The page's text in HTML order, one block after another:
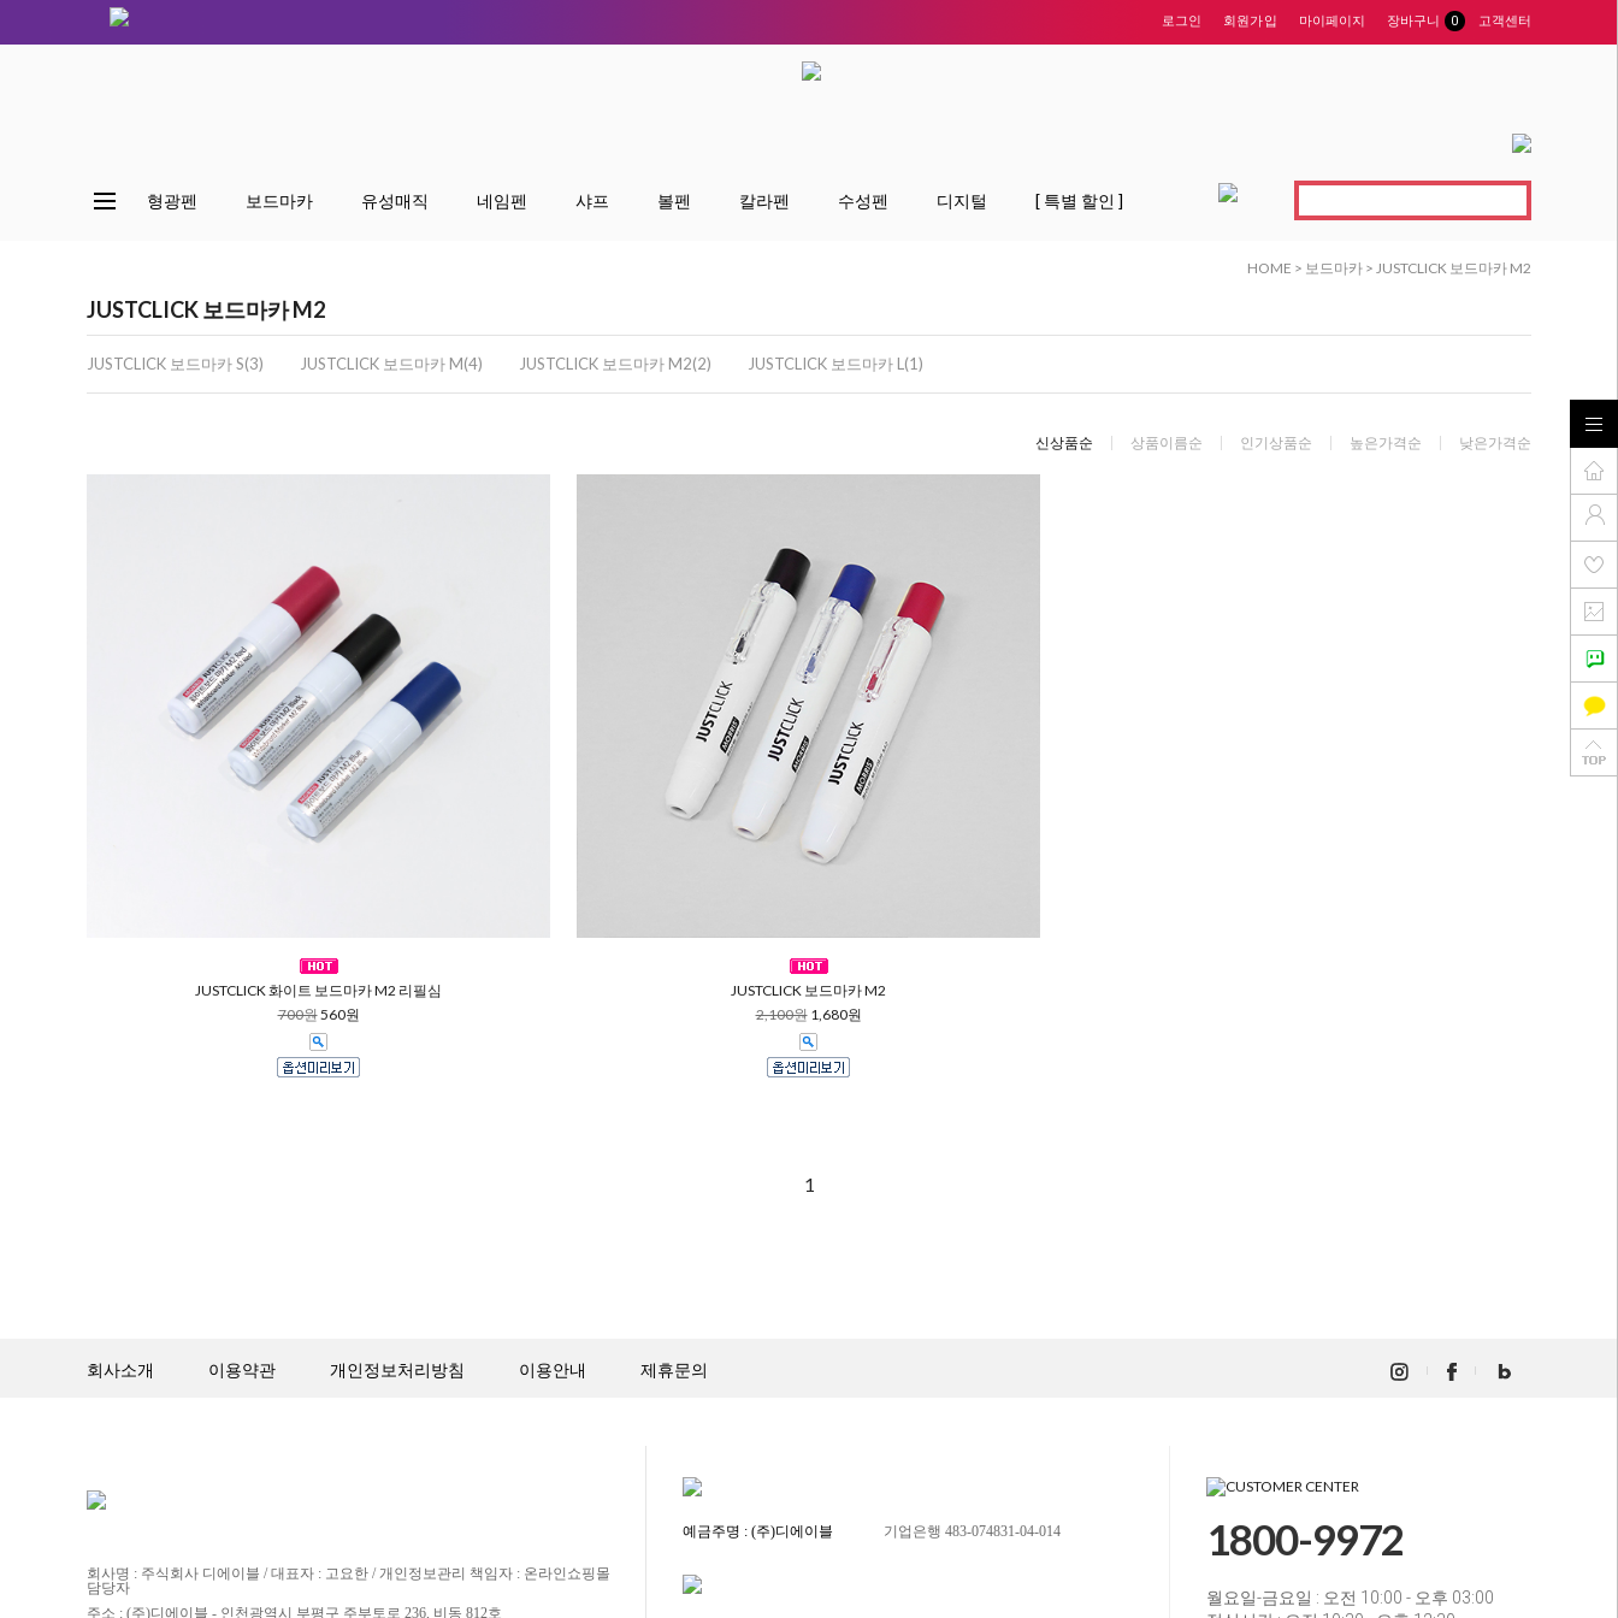
로그인 회원가입 마이페이지 장바구니 0 고객센터
형광펜 보드마카 유성매직 네임펜 샤프 볼펜 칼라펜 수성펜 디지털 [ 특별 할인 ]
HOME > 보드마카 > JUSTCLICK 보드마카 M2
JUSTCLICK 보드마카 M2
JUSTCLICK 보드마카 S(3) JUSTCLICK 보드마카 M(4) JUSTCLICK 보드마카 M2(2) JUSTCLICK 보드마카 L(1)
신상품순 상품이름순 인기상품순 높은가격순 낮은가격순
JUSTCLICK 화이트 보드마카 M2 리필심
700원560원
JUSTCLICK 보드마카 M2
2,100원 1,680원
1
회사소개 이용약관 개인정보처리방침 이용안내 제휴문의
회사명 : 주식회사 디에이블 / 대표자 : 고요한 / 개인정보관리 책임자 : 온라인쇼핑몰
담당자
주소 : (주)디에이블 - 인천광역시 부평구 주부토로 236, 비동 812호
예금주명 : (주)디에이블 기업은행 483-074831-04-014 1800-9972
월요일-금요일 : 오전 10:00 - 오후 03:00